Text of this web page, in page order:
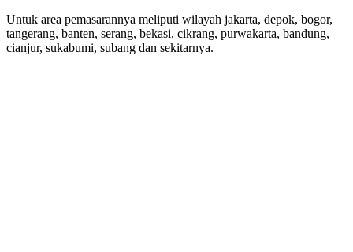
Untuk area pemasarannya meliputi wilayah jakarta, depok, bogor,
tangerang, banten, serang, bekasi, cikrang, purwakarta, bandung,
cianjur, sukabumi, subang dan sekitarnya.